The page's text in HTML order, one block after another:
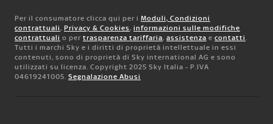
Per il consumatore clicca qui per i Moduli, Condizioni
contrattuali, Privacy & Cookies, informazioni sulle modifiche
contrattuali o per trasparenza tariffaria, assistenza e contatti.
Tutti i marchi Sky e i diritti di proprietà intellettuale in essi
contenuti, sono di proprietà di Sky international AG e sono
utilizzati su licenza. Copyright 2025 Sky Italia - P.IVA
04619241005. Segnalazione Abusi